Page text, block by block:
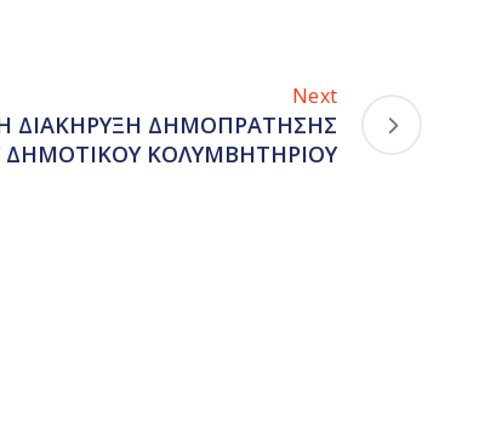
Next
ΔΙΑΚΗΡΥΞΗ ΔΗΜΟΠΡΑΤΗΣΗΣ
ΔΗΜΟΤΙΚΟΥ ΚΟΛΥΜΒΗΤΗΡΙΟΥ